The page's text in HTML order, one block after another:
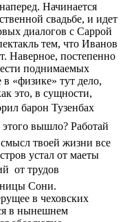
Начинается
свадьбе, и идет
диалогов с Саррой
тем, что Иванов
Наверное, постепенно
поднимаемых
«физике» тут дело,
это, в сущности,
барон Тузенбах
вышло? Работай 
твоей жизни все
устал от маеты
 от трудов
Сони.
в чеховских
в нынешнем